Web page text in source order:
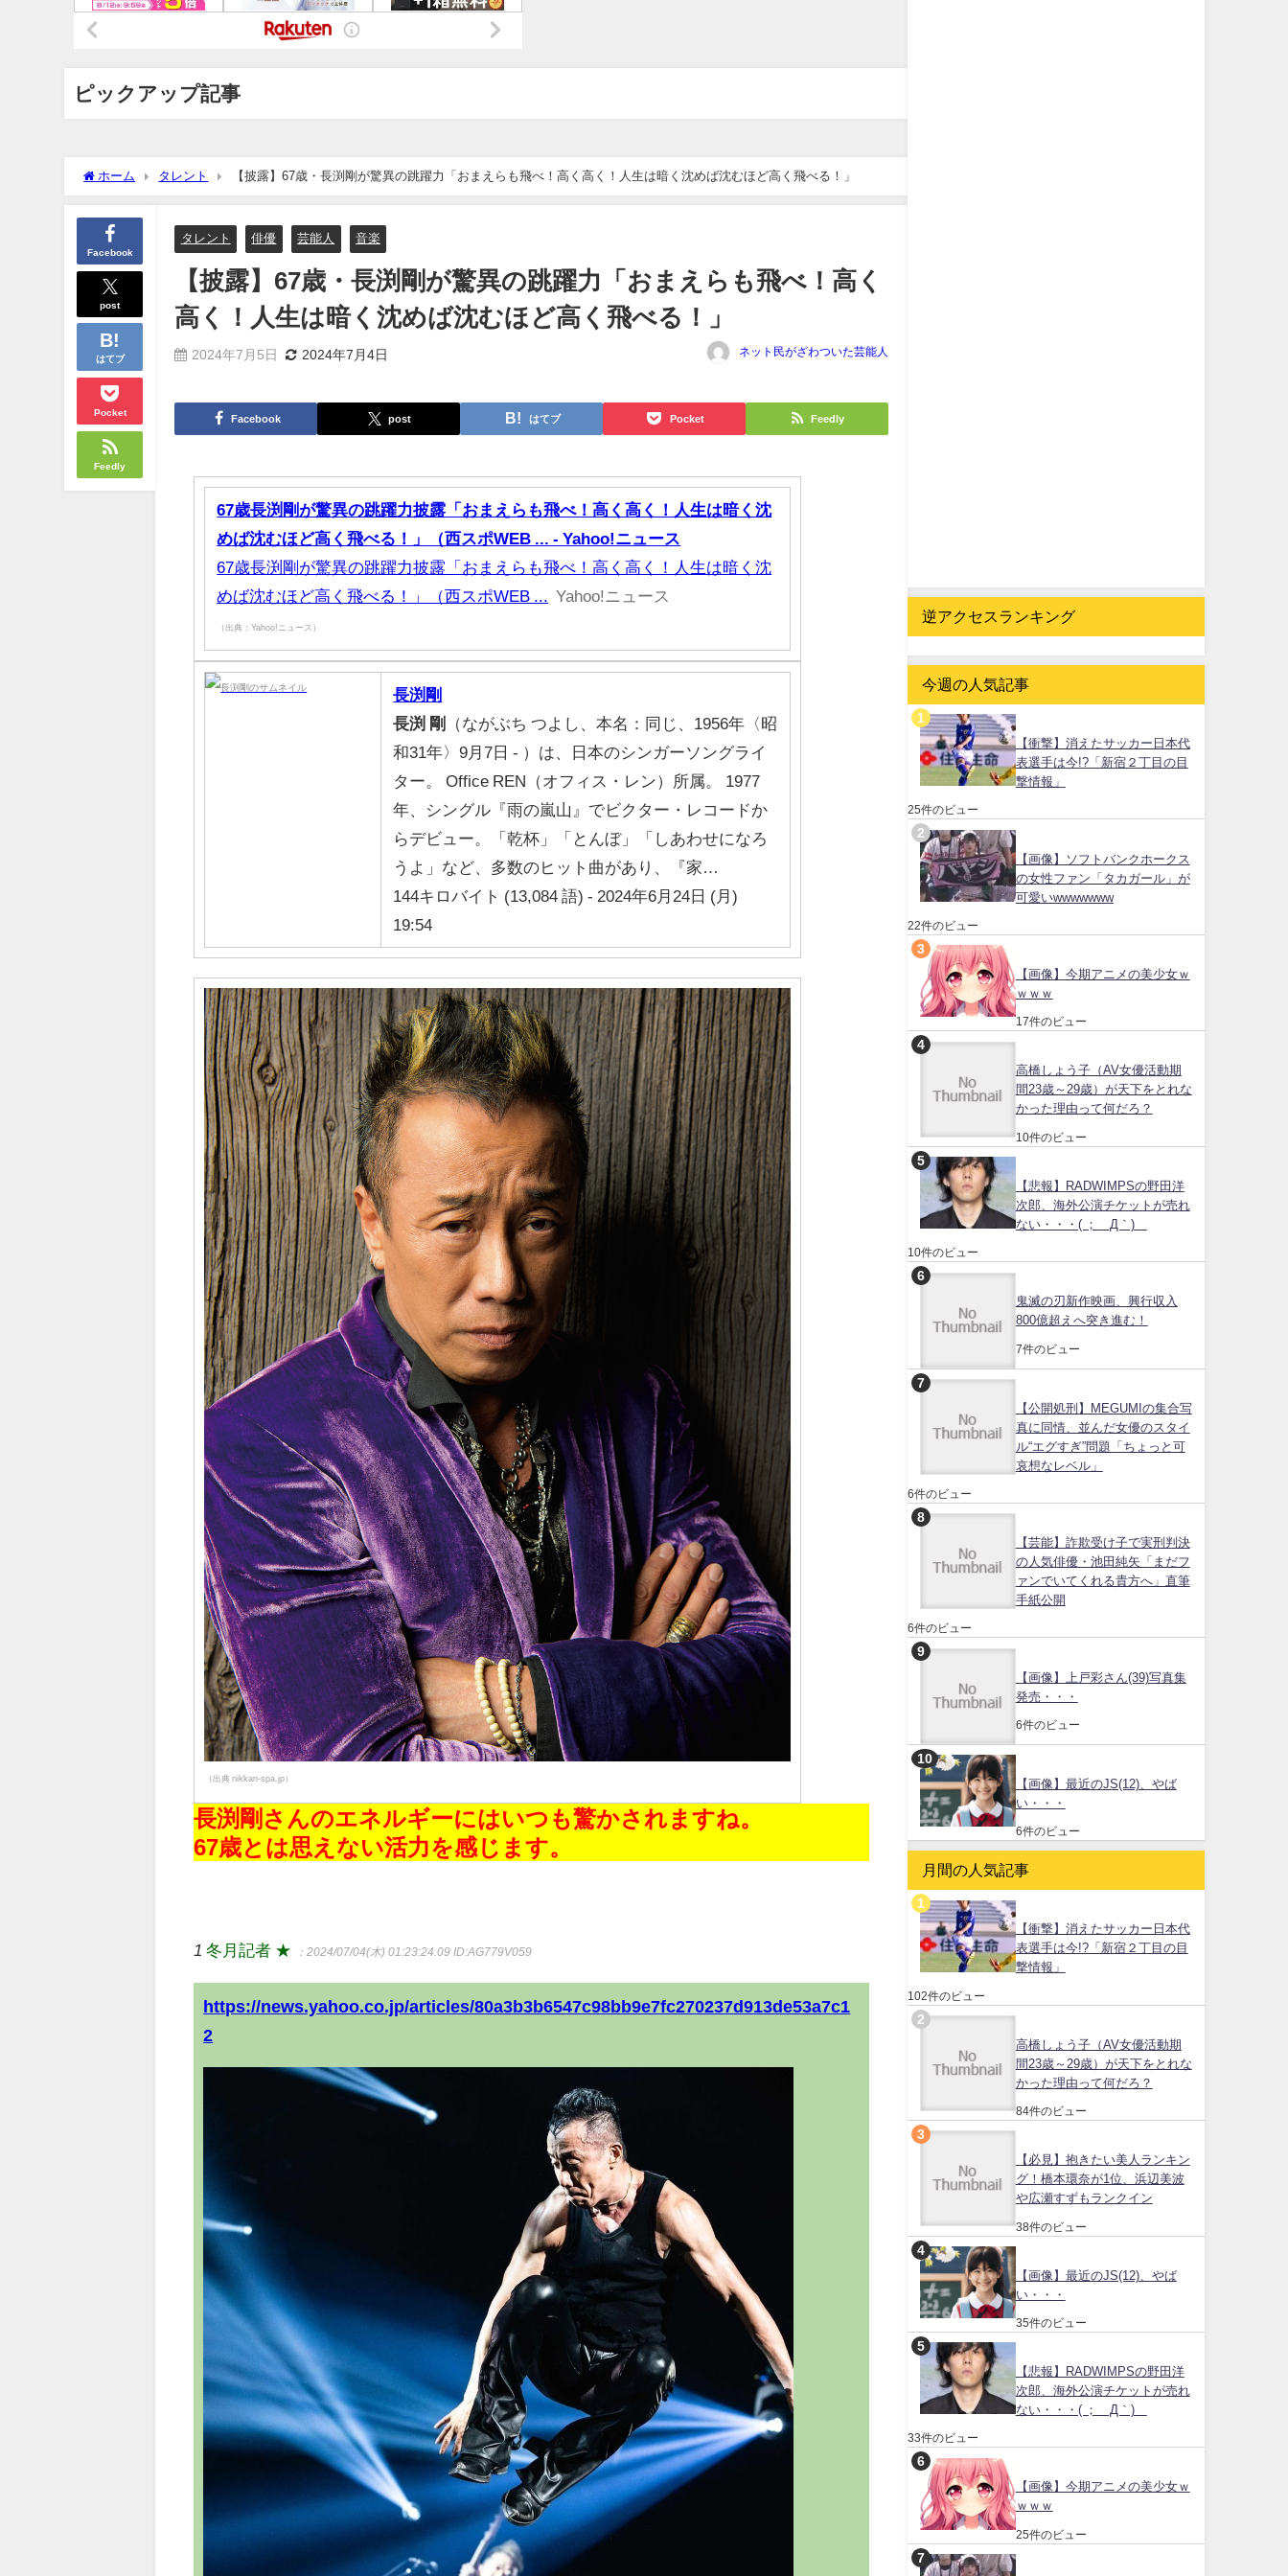
ピックアップ記事
ホーム タレント 【披露】67歳・長渕剛が驚異の跳躍力「おまえらも飛べ！高く高く！人生は暗く沈めば沈むほど高く飛べる！」
Facebook
post
はてブ
Pocket
Feedly
タレント 俳優 芸能人 音楽
【披露】67歳・長渕剛が驚異の跳躍力「おまえらも飛べ！高く
高く！人生は暗く沈めば沈むほど高く飛べる！」
2024年7月5日 2024年7月4日 ネット民がざわついた芸能人
Facebook post はてブ Pocket Feedly
67歳長渕剛が驚異の跳躍力披露「おまえらも飛べ！高く高く！人生は暗く沈
めば沈むほど高く飛べる！」（西スポWEB ... - Yahoo!ニュース
67歳長渕剛が驚異の跳躍力披露「おまえらも飛べ！高く高く！人生は暗く沈
めば沈むほど高く飛べる！」（西スポWEB ...
Yahoo!ニュース
（出典：Yahoo!ニュース）
長渕剛
長渕 剛
（ながぶち つよし、本名：同じ、1956年〈昭
和31年〉9月7日 - ）は、日本のシンガーソングライ
ター。 Office REN（オフィス・レン）所属。 1977
年、シングル『雨の嵐山』でビクター・レコードか
らデビュー。「乾杯」「とんぼ」「しあわせになろ
うよ」など、多数のヒット曲があり、『家…
144キロバイト (13,084 語) - 2024年6月24日 (月)
19:54
（出典 nikkan-spa.jp）
長渕剛さんのエネルギーにはいつも驚かされますね。
67歳とは思えない活力を感じます。
1 冬月記者 ★ ：2024/07/04(木) 01:23:24.09ID:AG779V059
https://news.yahoo.co.jp/articles/80a3b3b6547c98bb9e7fc270237d913de53a7c1
2
逆アクセスランキング
今週の人気記事
【衝撃】消えたサッカー日本代
表選手は今!?「新宿２丁目の目
撃情報」
25件のビュー
【画像】ソフトバンクホークス
の女性ファン「タカガール」が
可愛いwwwwwww
22件のビュー
【画像】今期アニメの美少女ｗ
ｗｗｗ
17件のビュー
高橋しょう子（AV女優活動期
間23歳～29歳）が天下をとれな
かった理由って何だろ？
10件のビュー
【悲報】RADWIMPSの野田洋
次郎、海外公演チケットが売れ
ない・・・( ；´Д｀)
10件のビュー
鬼滅の刃新作映画、興行収入
800億超えへ突き進む！
7件のビュー
【公開処刑】MEGUMIの集合写
真に同情、並んだ女優のスタイ
ル“エグすぎ”問題「ちょっと可
哀想なレベル」
6件のビュー
【芸能】詐欺受け子で実刑判決
の人気俳優・池田純矢「まだフ
ァンでいてくれる貴方へ」直筆
手紙公開
6件のビュー
【画像】上戸彩さん(39)写真集
発売・・・
6件のビュー
【画像】最近のJS(12)、やば
い・・・
6件のビュー
月間の人気記事
【衝撃】消えたサッカー日本代
表選手は今!?「新宿２丁目の目
撃情報」
102件のビュー
高橋しょう子（AV女優活動期
間23歳～29歳）が天下をとれな
かった理由って何だろ？
84件のビュー
【必見】抱きたい美人ランキン
グ！橋本環奈が1位、浜辺美波
や広瀬すずもランクイン
38件のビュー
【画像】最近のJS(12)、やば
い・・・
35件のビュー
【悲報】RADWIMPSの野田洋
次郎、海外公演チケットが売れ
ない・・・( ；´Д｀)
33件のビュー
【画像】今期アニメの美少女ｗ
ｗｗｗ
25件のビュー